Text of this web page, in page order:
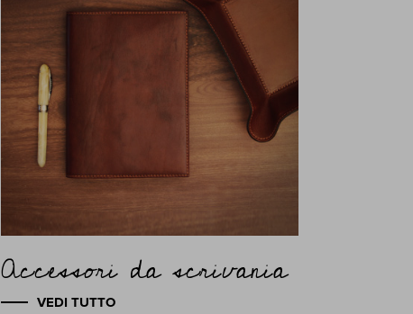
Accessori da scrivania
VEDI TUTTO